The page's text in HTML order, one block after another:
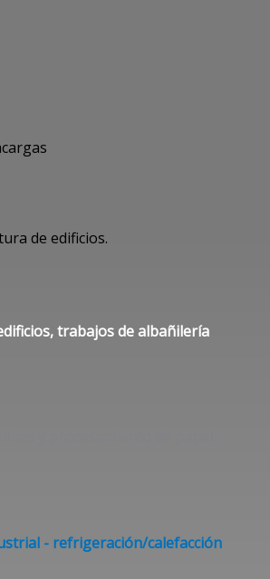
de edificios.
trabajos de albañilería
- refrigeración/calefacción